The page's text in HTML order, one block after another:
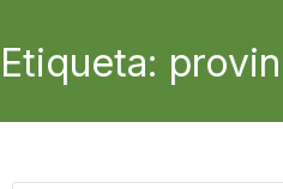
Etiqueta: